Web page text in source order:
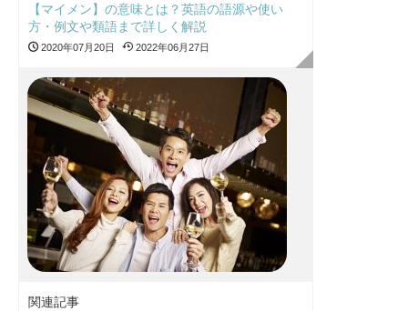
【マイメン】の意味とは？英語の語源や使い
方・例文や類語まで詳しく解説
2020年07月20日 2022年06月27日
関連記事